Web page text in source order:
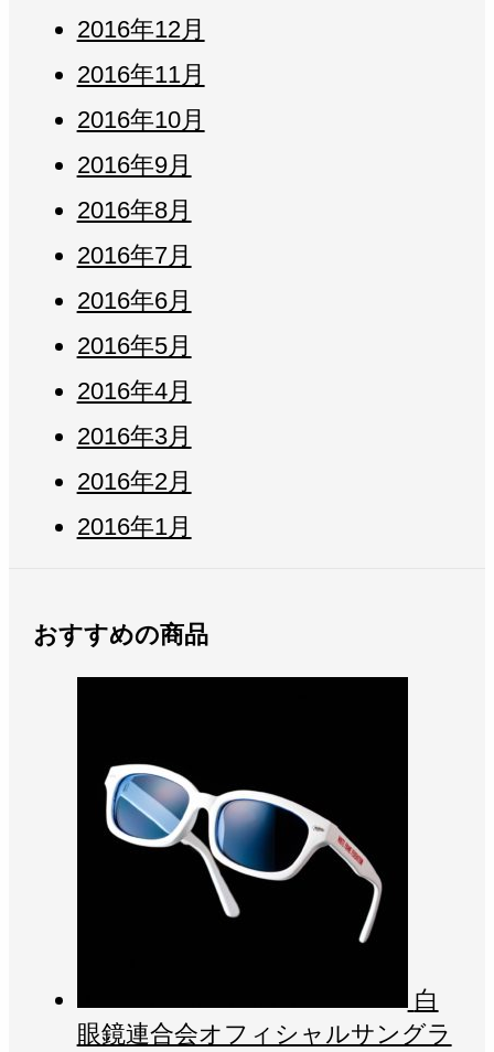
2016年12月
2016年11月
2016年10月
2016年9月
2016年8月
2016年7月
2016年6月
2016年5月
2016年4月
2016年3月
2016年2月
2016年1月
おすすめの商品
白
眼鏡連合会オフィシャルサングラ